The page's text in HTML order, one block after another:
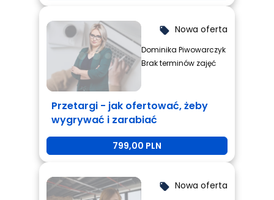
local_offer Nowa oferta
Dominika Piwowarczyk
Brak terminów zajęć
Przetargi - jak ofertować, żeby
wygrywać i zarabiać
799,00 PLN
local_offer Nowa oferta